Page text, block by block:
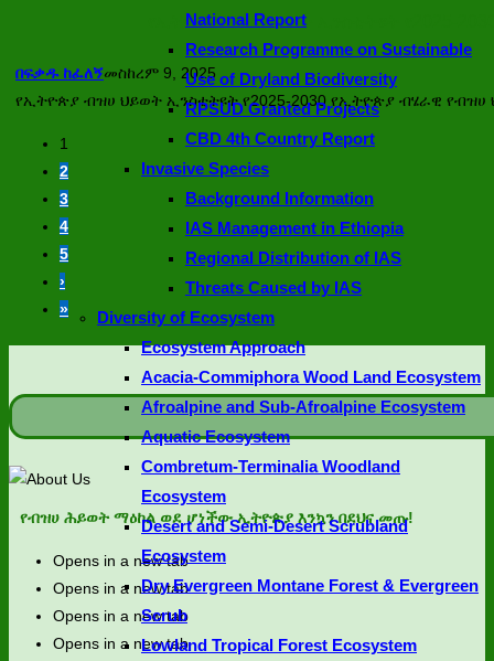
National Report
Research Programme on Sustainable
Use of Dryland Biodiversity
RPSUD Granted Projects
CBD 4th Country Report
Invasive Species
Background Information
IAS Management in Ethiopia
Regional Distribution of IAS
Threats Caused by IAS
Diversity of Ecosystem
Ecosystem Approach
Acacia-Commiphora Wood Land Ecosystem
Afroalpine and Sub-Afroalpine Ecosystem
Aquatic Ecosystem
Combretum-Terminalia Woodland
Ecosystem
Desert and Semi-Desert Scrubland
Ecosystem
Dry Evergreen Montane Forest & Evergreen
Scrub
Lowland Tropical Forest Ecosystem
የኢትዮጵያ ብዝሀ ህይወት ኢንስቲትዩት የ2025-
በፍቃዱ ከፈለኝመስከረም 9, 2025
የኢትዮጵያ ብዝሀ ህይወት ኢንስቲትዩት የ2025-2030 የኢትዮጵያ ብሄራዊ የብዝሀ
1
2
3
4
5
›
»
የብዝሀ ሕይወት ማዕከል ወደ ሆነችው ኢትዮጵያ እንኳን በደህና መጡ!
Opens in a new tab
Opens in a new tab
Opens in a new tab
Opens in a new tab